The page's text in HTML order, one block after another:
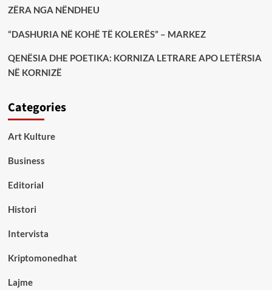
ZËRA NGA NËNDHEU
“DASHURIA NË KOHË TË KOLERËS” – MARKEZ
QENËSIA DHE POETIKA: KORNIZA LETRARE APO LETËRSIA
NË KORNIZË
Categories
Art Kulture
Business
Editorial
Histori
Intervista
Kriptomonedhat
Lajme